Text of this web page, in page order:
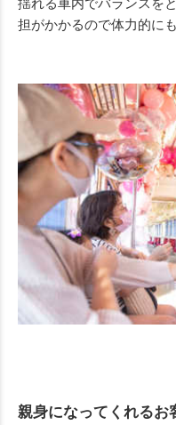
担がかかるので体力的に
親身になってくれるお